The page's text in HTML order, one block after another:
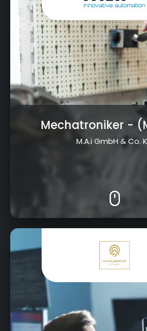
Mechatroniker -
M.A.i GmbH & Co.
Kressenstein 26, 95326